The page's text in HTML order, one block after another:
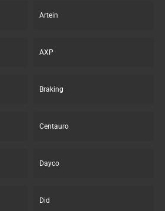
Artein
AXP
Braking
Centauro
Dayco
Did